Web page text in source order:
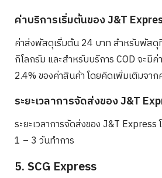
ค่าบริการเริ่มต้นของ J&T
ค่าส่งพัสดุเริ่มต้น 24 บาท สำหรับพัสดุ
กิโลกรัม และสำหรับบริการ COD จะมี
2.4% ของค่าสินค้า โดยคิดเพิ่มเติมจา
ระยะเวลาการจัดส่งของ J&T
ระยะเวลาการจัดส่งของ J&T
1 – 3 วันทำการ
5. SCG Express